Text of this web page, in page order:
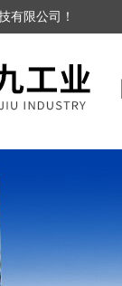
有限公司！